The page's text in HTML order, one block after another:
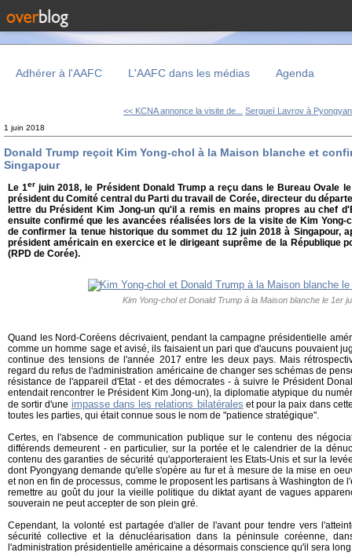
Adhérer à l'AAFC L'AAFC dans les médias Agenda
<< KCNA annonce la visite de... Sergueï Lavrov à
1 juin 2018
Donald Trump reçoit Kim Yong-chol à la Maison blanche et
Singapour
Le 1er juin 2018, le Président Donald Trump a reçu dans le Bureau Ovale
président du Comité central du Parti du travail de Corée, directeur du
lettre du Président Kim Jong-un qu'il a remis en mains propres au chef
ensuite confirmé que les avancées réalisées lors de la visite de Kim Yong-
de confirmer la tenue historique du sommet du 12 juin 2018 à Singapour,
président américain en exercice et le dirigeant suprême de la République
(RPD de Corée).
Kim Yong-chol et Donald Trump à la Maison blanche le 1er
Quand les Nord-Coréens décrivaient, pendant la campagne présidentielle
comme un homme sage et avisé, ils faisaient un pari que d'aucuns pouvaient
continue des tensions de l'année 2017 entre les deux pays. Mais
regard du refus de l'administration américaine de changer ses schémas de
résistance de l'appareil d'Etat - et des démocrates - à suivre le Président
entendait rencontrer le Président Kim Jong-un), la diplomatie atypique du
de sortir d'une impasse dans les relations bilatérales et pour la paix dans
toutes les parties, qui était connue sous le nom de "patience stratégique".
Certes, en l'absence de communication publique sur le contenu des
différends demeurent - en particulier, sur la portée et le calendrier de la
contenu des garanties de sécurité qu'apporteraient les Etats-Unis et sur la
dont Pyongyang demande qu'elle s'opère au fur et à mesure de la mise en
et non en fin de processus, comme le proposent les partisans à Washington de
remettre au goût du jour la vieille politique du diktat ayant de vagues
souverain ne peut accepter de son plein gré.
Cependant, la volonté est partagée d'aller de l'avant pour tendre vers
sécurité collective et la dénucléarisation dans la péninsule coréenne,
l'administration présidentielle américaine a désormais conscience qu'il sera